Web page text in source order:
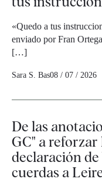
«Quedo a tus
enviado por Fran
[…]
Sara S. Bas08 / 07 / 2026
De las
GC" a reforzar
declaración
cuerdas a